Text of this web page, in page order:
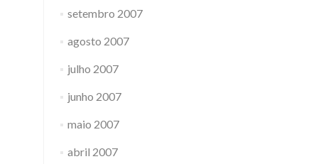
setembro 2007
agosto 2007
julho 2007
junho 2007
maio 2007
abril 2007